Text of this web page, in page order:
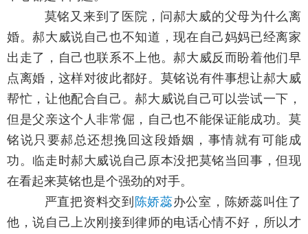
莫铭又来到了医院，问郝大威的父母为什么离
婚。郝大威说自己也不知道，现在自己妈妈已经离家
出走了，自己也联系不上他。郝大威反而盼着他们早
点离婚，这样对彼此都好。莫铭说有件事想让郝大威
帮忙，让他配合自己。郝大威说自己可以尝试一下，
但是父亲这个人非常倔，自己也不能保证能成功。莫
铭说只要郝总还想挽回这段婚姻，事情就有可能成
功。临走时郝大威说自己原本没把莫铭当回事，但现
在看起来莫铭也是个强劲的对手。
严直把资料交到 陈娇蕊办公室，陈娇蕊叫住了
他，说自己上次刚接到律师的电话心情不好，所以才